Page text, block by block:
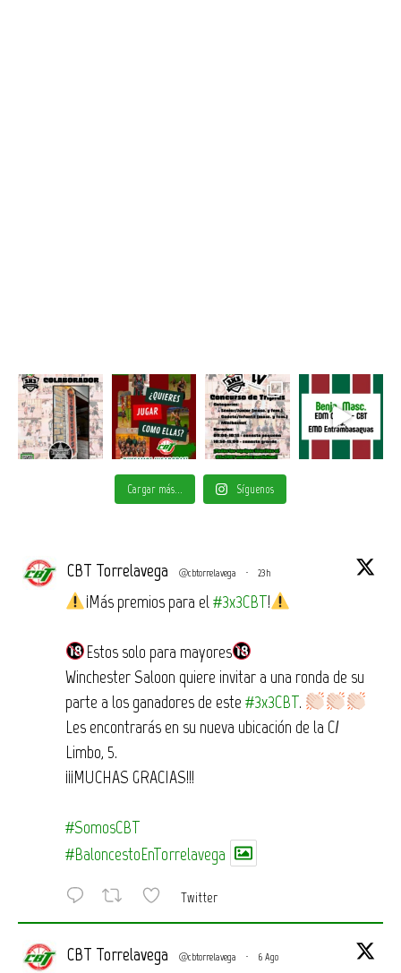
Cargar más... Síguenos
CBT Torrelavega @cbtorrelavega · 23h
¡Más premios para el #3x3CBT!
Estos solo para mayores
Winchester Saloon quiere invitar a una ronda de su
parte a los ganadores de este #3x3CBT.
Les encontrarás en su nueva ubicación de la C/
Limbo, 5.
¡¡¡MUCHAS GRACIAS!!!
#SomosCBT
#BaloncestoEnTorrelavega
Twitter
CBT Torrelavega @cbtorrelavega · 6 Ago